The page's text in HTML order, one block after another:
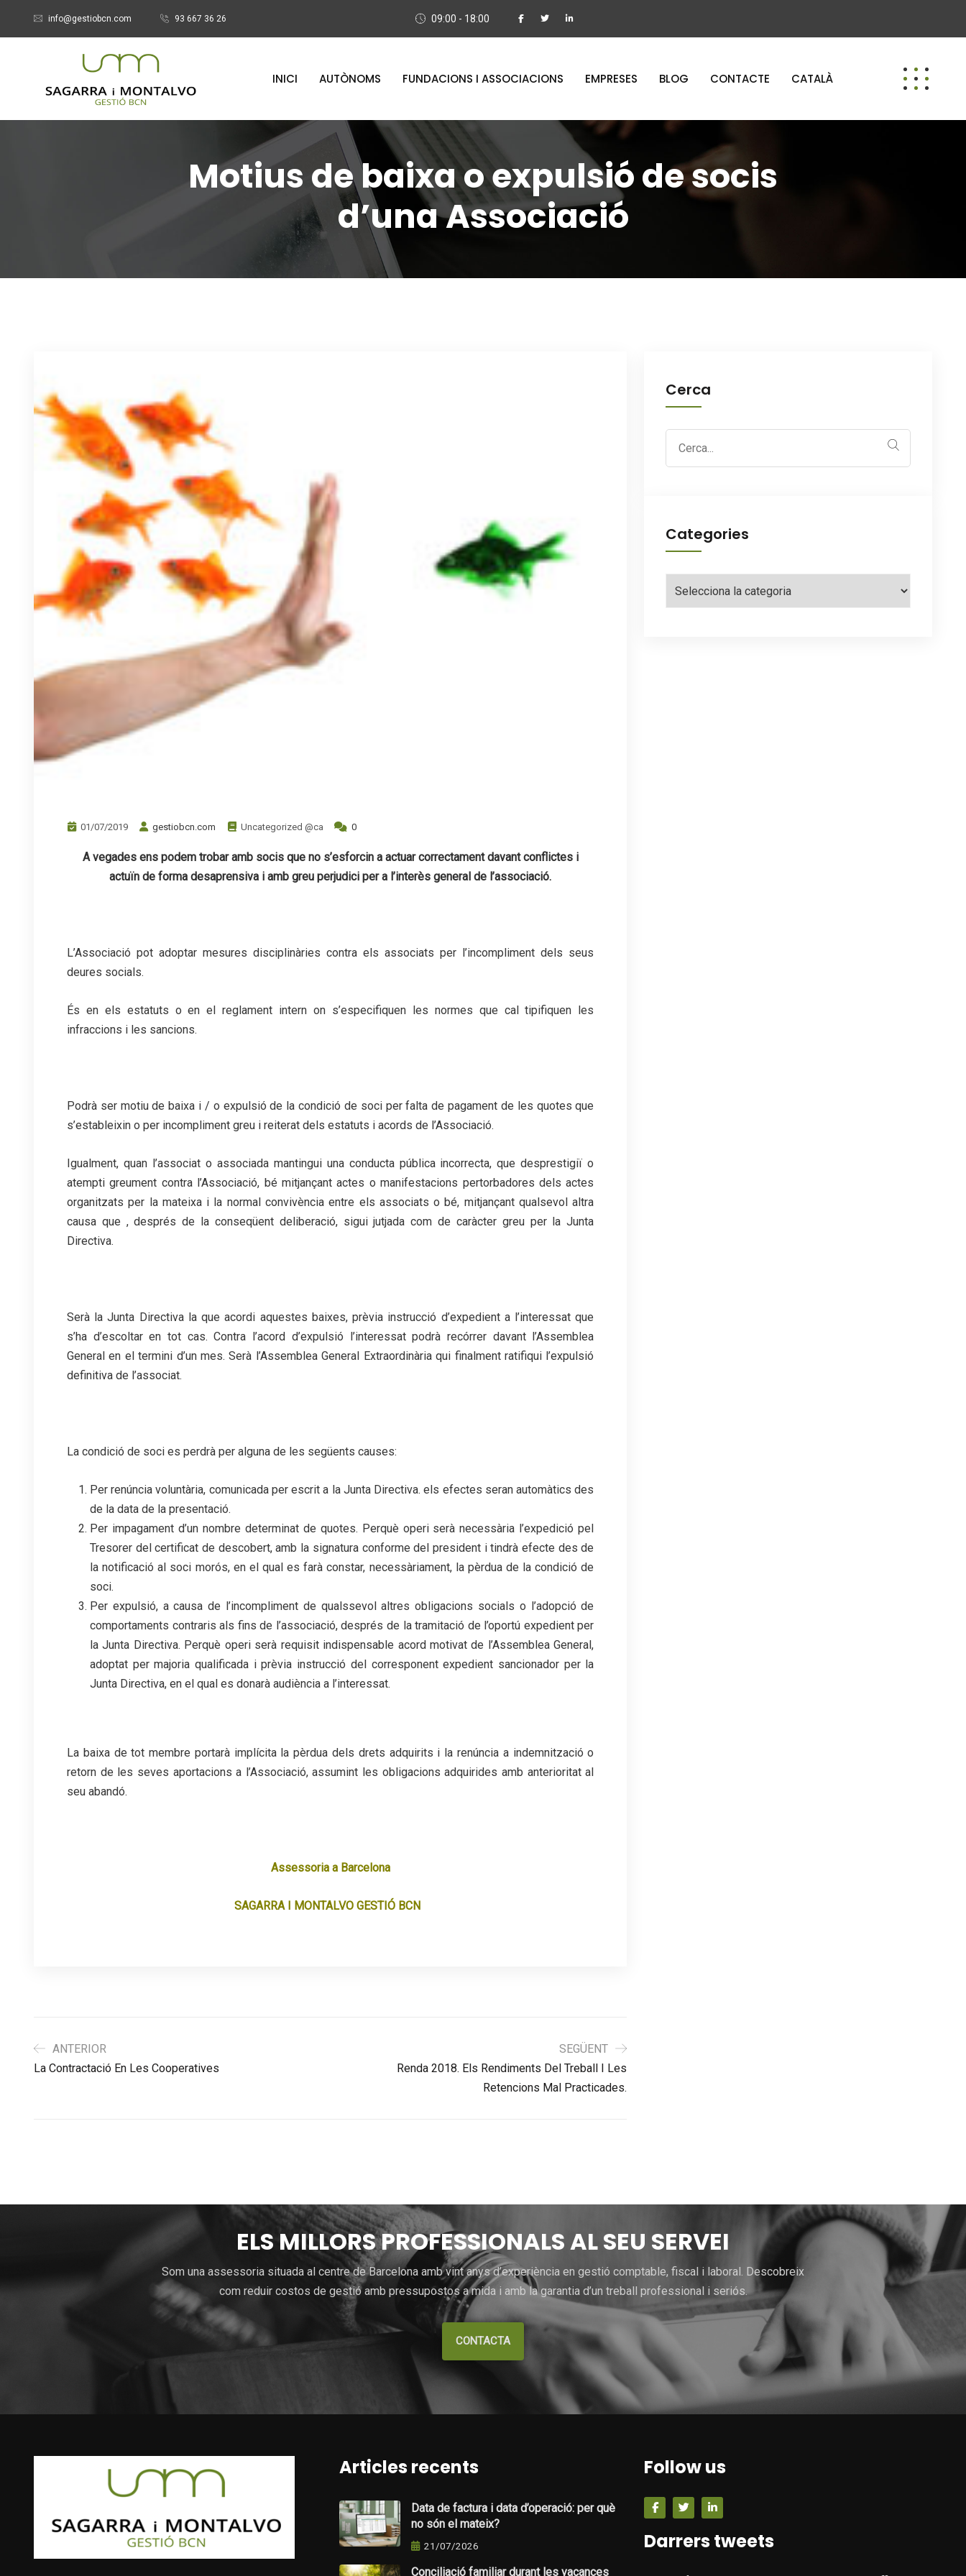
info@gestiobcn.com 93 667 36 26 09:00 - 18:00
INICI AUTÒNOMS FUNDACIONS I ASSOCIACIONS EMPRESES BLOG CONTACTE CATALÀ
Motius de baixa o expulsió de socis
d’una Associació
01/07/2019 gestiobcn.com Uncategorized @ca 0
A vegades ens podem trobar amb socis que no s’esforcin a actuar correctament davant conflictes i
actuïn de forma desaprensiva i amb greu perjudici per a l’interès general de l’associació.
L’Associació pot adoptar mesures disciplinàries contra els associats per l’incompliment dels seus
deures socials.
És en els estatuts o en el reglament intern on s’especifiquen les normes que cal tipifiquen les
infraccions i les sancions.
Podrà ser motiu de baixa i / o expulsió de la condició de soci per falta de pagament de les quotes que
s’estableixin o per incompliment greu i reiterat dels estatuts i acords de l’Associació.
Igualment, quan l’associat o associada mantingui una conducta pública incorrecta, que desprestigiï o
atempti greument contra l’Associació, bé mitjançant actes o manifestacions pertorbadores dels actes
organitzats per la mateixa i la normal convivència entre els associats o bé, mitjançant qualsevol altra
causa que , després de la conseqüent deliberació, sigui jutjada com de caràcter greu per la Junta
Directiva.
Serà la Junta Directiva la que acordi aquestes baixes, prèvia instrucció d’expedient a l’interessat que
s’ha d’escoltar en tot cas. Contra l’acord d’expulsió l’interessat podrà recórrer davant l’Assemblea
General en el termini d’un mes. Serà l’Assemblea General Extraordinària qui finalment ratifiqui l’expulsió
definitiva de l’associat.
La condició de soci es perdrà per alguna de les següents causes:
Per renúncia voluntària, comunicada per escrit a la Junta Directiva. els efectes seran automàtics des
de la data de la presentació.
Per impagament d’un nombre determinat de quotes. Perquè operi serà necessària l’expedició pel
Tresorer del certificat de descobert, amb la signatura conforme del president i tindrà efecte des de
la notificació al soci morós, en el qual es farà constar, necessàriament, la pèrdua de la condició de
soci.
Per expulsió, a causa de l’incompliment de qualssevol altres obligacions socials o l’adopció de
comportaments contraris als fins de l’associació, després de la tramitació de l’oportú expedient per
la Junta Directiva. Perquè operi serà requisit indispensable acord motivat de l’Assemblea General,
adoptat per majoria qualificada i prèvia instrucció del corresponent expedient sancionador per la
Junta Directiva, en el qual es donarà audiència a l’interessat.
La baixa de tot membre portarà implícita la pèrdua dels drets adquirits i la renúncia a indemnització o
retorn de les seves aportacions a l’Associació, assumint les obligacions adquirides amb anterioritat al
seu abandó.
Assessoria a Barcelona
SAGARRA I MONTALVO GESTIÓ BCN
ANTERIOR
La Contractació En Les Cooperatives
SEGÜENT
Renda 2018. Els Rendiments Del Treball I Les
Retencions Mal Practicades.
Cerca
Categories
ELS MILLORS PROFESSIONALS AL SEU SERVEI
Som una assessoria situada al centre de Barcelona amb vint anys d’experiència en gestió comptable, fiscal i laboral. Descobreix
com reduir costos de gestió amb pressupostos a mida i amb la garantia d’un treball professional i seriós.
CONTACTA
Articles recents
Data de factura i data d’operació: per què
no són el mateix?
21/07/2026
Conciliació familiar durant les vacances
Follow us
Darrers tweets